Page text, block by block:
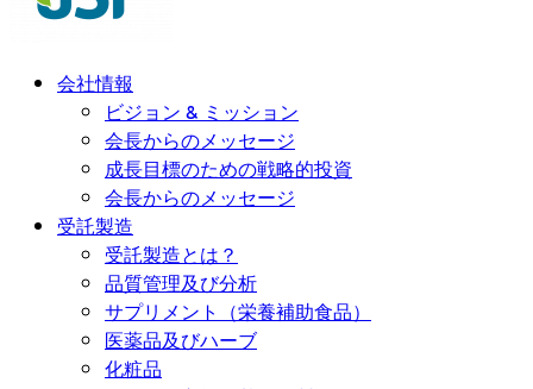
会社情報
ビジョン & ミッション
会長からのメッセージ
成長目標のための戦略的投資
会長からのメッセージ
受託製造
受託製造とは？
品質管理及び分析
サプリメント（栄養補助食品）
医薬品及びハーブ
化粧品